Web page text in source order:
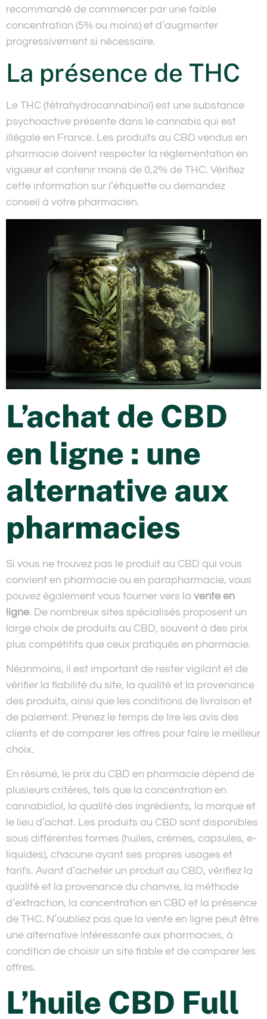
recommandé de commencer par une faible
concentration (5% ou moins) et d’augmenter
progressivement si nécessaire.
La présence de THC
Le THC (tétrahydrocannabinol) est une substance
psychoactive présente dans le cannabis qui est
illégale en France. Les produits au CBD vendus en
pharmacie doivent respecter la réglementation en
vigueur et contenir moins de 0,2% de THC. Vérifiez
cette information sur l’étiquette ou demandez
conseil à votre pharmacien.
L’achat de CBD
en ligne : une
alternative aux
pharmacies
Si vous ne trouvez pas le produit au CBD qui vous
convient en pharmacie ou en parapharmacie, vous
pouvez également vous tourner vers la vente en
ligne. De nombreux sites spécialisés proposent un
large choix de produits au CBD, souvent à des prix
plus compétitifs que ceux pratiqués en pharmacie.
Néanmoins, il est important de rester vigilant et de
vérifier la fiabilité du site, la qualité et la provenance
des produits, ainsi que les conditions de livraison et
de paiement. Prenez le temps de lire les avis des
clients et de comparer les offres pour faire le meilleur
choix.
En résumé, le prix du CBD en pharmacie dépend de
plusieurs critères, tels que la concentration en
cannabidiol, la qualité des ingrédients, la marque et
le lieu d’achat. Les produits au CBD sont disponibles
sous différentes formes (huiles, crèmes, capsules, e-
liquides), chacune ayant ses propres usages et
tarifs. Avant d’acheter un produit au CBD, vérifiez la
qualité et la provenance du chanvre, la méthode
d’extraction, la concentration en CBD et la présence
de THC. N’oubliez pas que la vente en ligne peut être
une alternative intéressante aux pharmacies, à
condition de choisir un site fiable et de comparer les
offres.
L’huile CBD Full